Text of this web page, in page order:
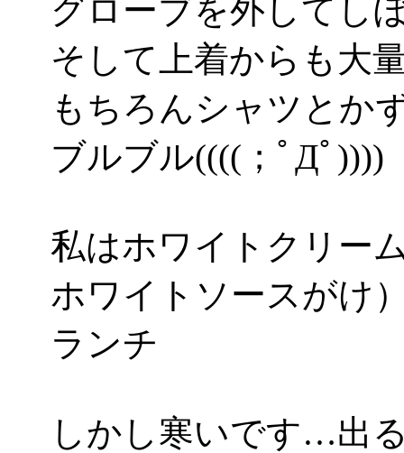
グローブを外してし
そして上着からも大
もちろんシャツとか
ブルブル((((；ﾟДﾟ))))
私はホワイトクリー
ホワイトソースがけ
ランチ
しかし寒いです…出